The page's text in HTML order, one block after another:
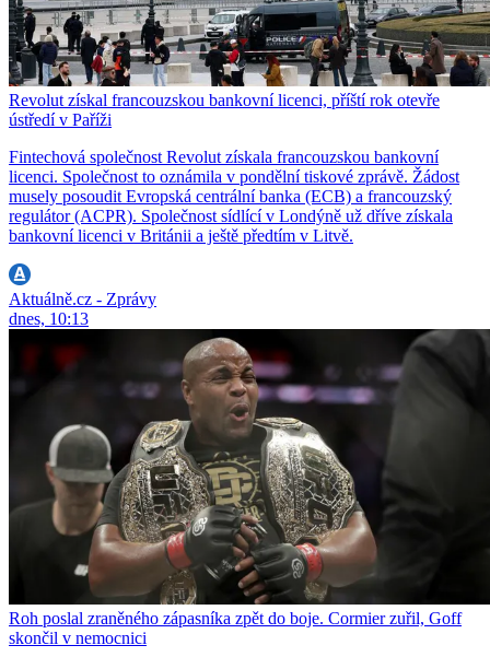
Revolut získal francouzskou bankovní licenci, příští rok otevře
ústředí v Paříži
Fintechová společnost Revolut získala francouzskou bankovní
licenci. Společnost to oznámila v pondělní tiskové zprávě. Žádost
musely posoudit Evropská centrální banka (ECB) a francouzský
regulátor (ACPR). Společnost sídlící v Londýně už dříve získala
bankovní licenci v Británii a ještě předtím v Litvě.
Aktuálně.cz - Zprávy
dnes, 10:13
Roh poslal zraněného zápasníka zpět do boje. Cormier zuřil, Goff
skončil v nemocnici